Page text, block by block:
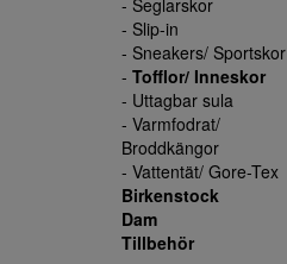
- Seglarskor
- Slip-in
- Sneakers/ Sportskor
- Tofflor/ Inneskor
- Uttagbar sula
- Varmfodrat/
Broddkängor
- Vattentät/ Gore-Tex
Birkenstock
Dam
Tillbehör